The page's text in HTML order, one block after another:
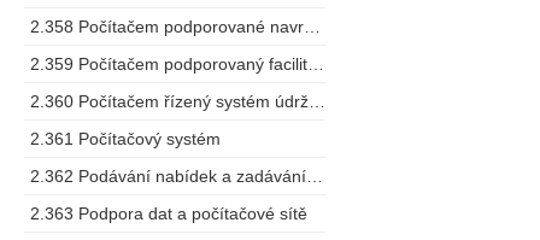
2.361 Počítačový systém
2.363 Podpora dat a počítačové sítě